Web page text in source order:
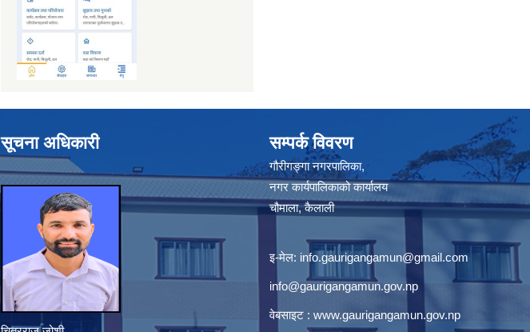
सूचना अधिकारी सम्पर्क विवरण
गौरीगङ्गा नगरपालिका,
नगर कार्यपालिकाको कार्यालय
चौमाला, कैलाली
इ-मेल: info.gaurigangamun@gmail.com
info@gaurigangamun.gov.np
वेबसाइट : www.gaurigangamun.gov.np